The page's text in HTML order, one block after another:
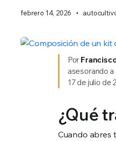
febrero 14, 2026
Por
asesorando
17 de julio de
¿Qué
Cuando abres